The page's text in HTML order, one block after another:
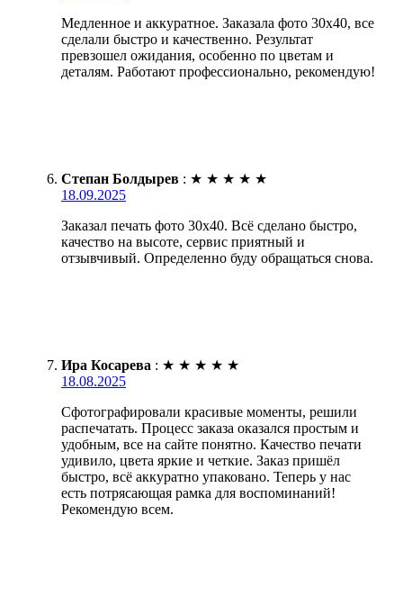
Медленное и аккуратное. Заказала фото 30х40, все
сделали быстро и качественно. Результат
превзошел ожидания, особенно по цветам и
деталям. Работают профессионально, рекомендую!
Степан Болдырев : ★ ★ ★ ★ ★
18.09.2025
Заказал печать фото 30х40. Всё сделано быстро,
качество на высоте, сервис приятный и
отзывчивый. Определенно буду обращаться снова.
Ира Косарева : ★ ★ ★ ★ ★
18.08.2025
Сфотографировали красивые моменты, решили
распечатать. Процесс заказа оказался простым и
удобным, все на сайте понятно. Качество печати
удивило, цвета яркие и четкие. Заказ пришёл
быстро, всё аккуратно упаковано. Теперь у нас
есть потрясающая рамка для воспоминаний!
Рекомендую всем.